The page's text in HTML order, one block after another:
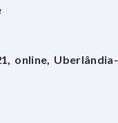
online, Uberlândia-